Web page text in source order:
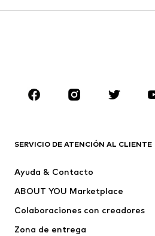
MARCAS
PUMA
FC Barcelona
SERVICIO DE ATENCIÓN AL CLIENTE
Ayuda & Contacto
ABOUT YOU Marketplace
Colaboraciones con creadores
Zona de entrega